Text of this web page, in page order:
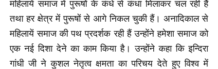
महिलायें समाज में पुरूषों के कंधे से कंधा मिलाकर चल रही हैं
तथा हर क्षेत्र में पुरूषों से आगे निकल चुकी हैं। अनादिकाल से
महिलायें समाज की पथ प्रदर्शक रही हैं उन्होंने हमेशा समाज को
एक नई दिशा देने का काम किया है। उन्होंने कहा कि इन्दिरा
गांधी जी ने कुशल नेतृत्व क्षमता का परिचय देते हुए विश्व में